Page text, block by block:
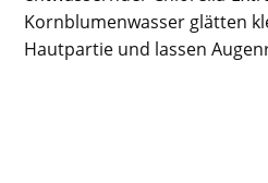
Kornblumenwasser glätten
Hautpartie und lassen